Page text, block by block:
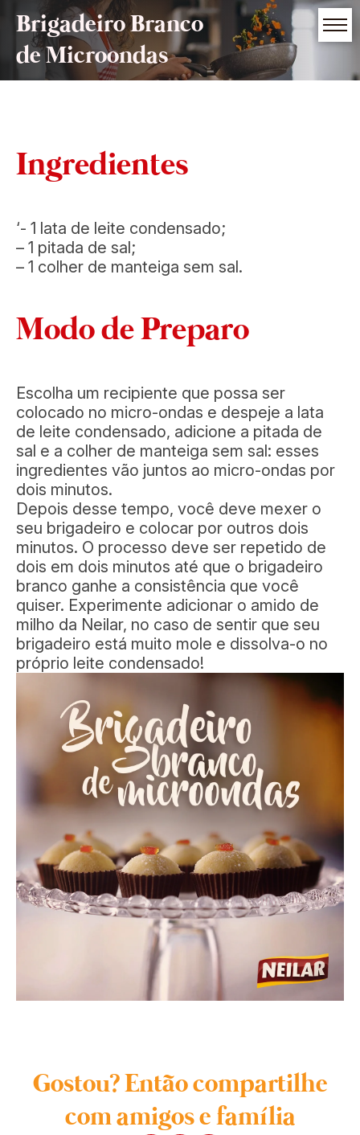
Brigadeiro Branco
de Microondas
Ingredientes
‘- 1 lata de leite condensado;
– 1 pitada de sal;
– 1 colher de manteiga sem sal.
Modo de Preparo
Escolha um recipiente que possa ser
colocado no micro-ondas e despeje a lata
de leite condensado, adicione a pitada de
sal e a colher de manteiga sem sal: esses
ingredientes vão juntos ao micro-ondas por
dois minutos.
Depois desse tempo, você deve mexer o
seu brigadeiro e colocar por outros dois
minutos. O processo deve ser repetido de
dois em dois minutos até que o brigadeiro
branco ganhe a consistência que você
quiser. Experimente adicionar o amido de
milho da Neilar, no caso de sentir que seu
brigadeiro está muito mole e dissolva-o no
próprio leite condensado!
Gostou? Então compartilhe
com amigos e família